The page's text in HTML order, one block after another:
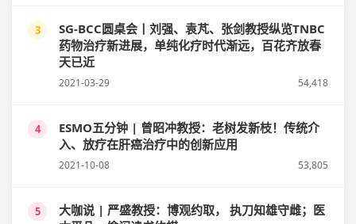
3
SG-BCC圆桌会丨刘强、袁芃、张剑教授纵览TNBC
药物治疗新进展，单纯化疗时代渐远，百花齐放春
天已近
2021-03-29 54,418
4
ESMO五分钟 | 曾昭冲教授：老树发新枝！传统介
入、放疗在肝癌治疗中的创新应用
2021-10-08 53,805
5
大咖说 | 严盛教授：博观约取， 执刀知雄守雌；医